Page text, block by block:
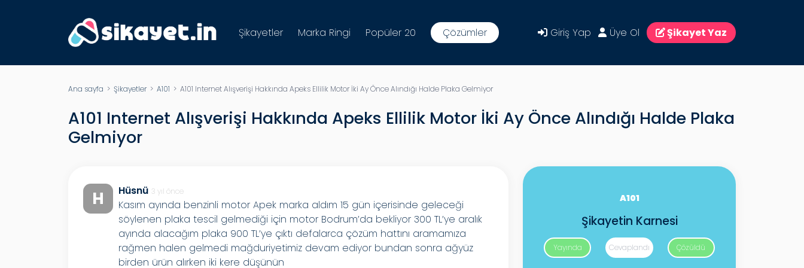
Şikayetler Marka Ringi Popüler 20 Çözümler Giriş Yap Üye Ol Şikayet Yaz
Ana sayfa > Şikayetler> A101 > A101 Internet Alışverişi Hakkında Apeks Ellilik Motor İki Ay Önce Alındığı Halde Plaka Gelmiyor
A101 Internet Alışverişi Hakkında Apeks Ellilik Motor İki Ay Önce Alındığı Halde Plaka
Gelmiyor
H Hüsnü 3 yıl önce
Kasım ayında benzinli motor Apek marka aldım 15 gün içerisinde geleceği
söylenen plaka tescil gelmediği için motor Bodrum’da bekliyor 300 TL’ye aralık
ayında alacağım plaka 900 TL’ye çıktı defalarca çözüm hattını aramamıza
rağmen halen gelmedi mağduriyetimiz devam ediyor bundan sonra ağyüz
birden ürün alırken iki kere düşünün
A101
Şikayetin Karnesi
Yayında Cevaplandı Çözüldü